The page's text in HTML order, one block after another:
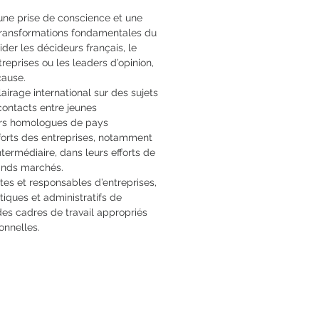
prise de conscience et une
fondamentales du
les décideurs français, le
ou les leaders d’opinion,
international sur des sujets
entre jeunes
homologues de pays
des entreprises, notamment
dans leurs efforts de
marchés.
et responsables d’entreprises,
et administratifs de
cadres de travail appropriés